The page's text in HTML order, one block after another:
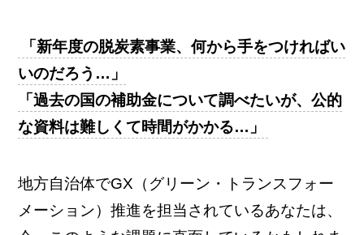
「新年度の脱炭素事業、何から手をつければい
いのだろう…」
「過去の国の補助金について調べたいが、公的
な資料は難しくて時間がかかる…」
地方自治体でGX（グリーン・トランスフォー
メーション）推進を担当されているあなたは、